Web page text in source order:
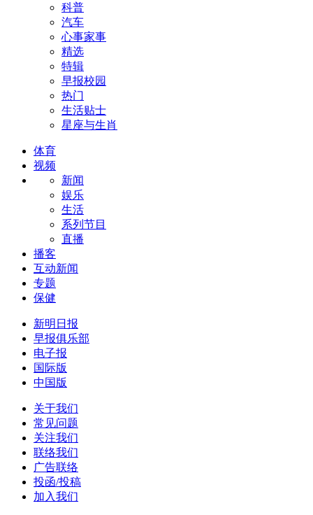
科普
汽车
心事家事
精选
特辑
早报校园
热门
生活贴士
星座与生肖
体育
视频
新闻
娱乐
生活
系列节目
直播
播客
互动新闻
专题
保健
新明日报
早报俱乐部
电子报
国际版
中国版
关于我们
常见问题
关注我们
联络我们
广告联络
投函/投稿
加入我们